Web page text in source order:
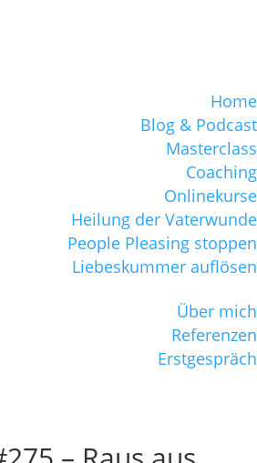
Home
Blog & Podcast
Masterclass
Coaching
Onlinekurse
Heilung der Vaterwunde
People Pleasing stoppen
Liebeskummer auflösen
Über mich
Referenzen
Erstgespräch